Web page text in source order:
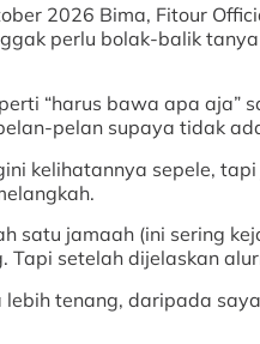
2026 Bima, Fitour
perlu bolak-balik
“harus bawa apa aja”
pelan supaya tidak
kelihatannya sepele,
satu jamaah (ini sering
Tapi setelah dijelaskan
lebih tenang, daripada